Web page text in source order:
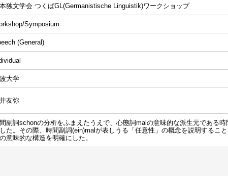
独文学会 つくばGL(Germanistische Linguistik)ワークショップ
Symposium
(General)
大学
友弥
副詞schonの分析をふまえたうえで、心態詞malの意味的な派生元である
た。その際、時間副詞(ein)malが表しうる「任意性」の概念を説明するこ
意味的な構造を明確にした。